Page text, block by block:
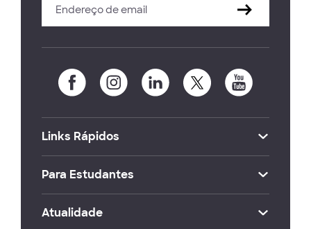
Links Rápidos
Para Estudantes
Atualidade